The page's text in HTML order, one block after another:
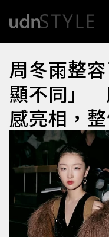
周冬雨整
顯不同」
感亮相，